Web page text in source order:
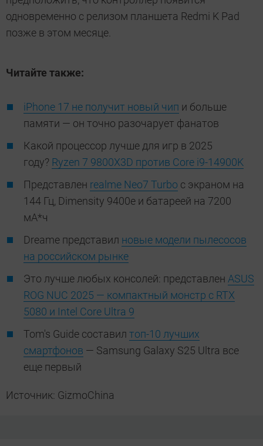
одновременно с релизом планшета Redmi K Pad
позже в этом месяце.
Читайте также:
iPhone 17 не получит новый чип и больше
памяти — он точно разочарует фанатов
Какой процессор лучше для игр в 2025
году? Ryzen 7 9800X3D против Core i9-14900K
Представлен realme Neo7 Turbo с экраном на
144 Гц, Dimensity 9400e и батареей на 7200
мА*ч
Dreame представил новые модели пылесосов
на российском рынке
Это лучше любых консолей: представлен ASUS
ROG NUC 2025 — компактный монстр с RTX
5080 и Intel Core Ultra 9
Tom's Guide составил топ-10 лучших
смартфонов — Samsung Galaxy S25 Ultra все
еще первый
Источник: GizmoChina